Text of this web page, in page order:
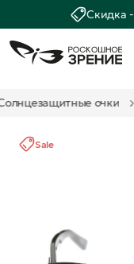
Скидка
очки
Sale